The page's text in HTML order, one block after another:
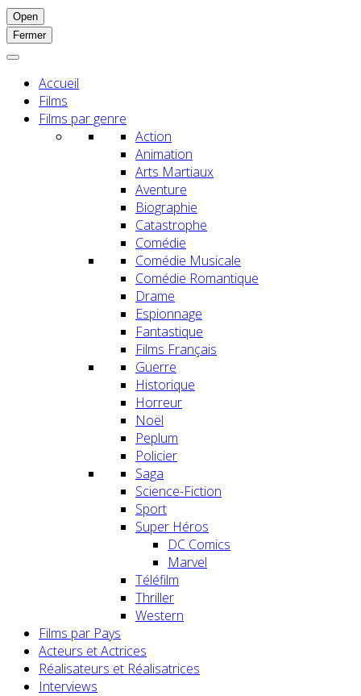
Open
Fermer
Accueil
Films
Films par genre
Action
Animation
Arts Martiaux
Aventure
Biographie
Catastrophe
Comédie
Comédie Musicale
Comédie Romantique
Drame
Espionnage
Fantastique
Films Français
Guerre
Historique
Horreur
Noël
Peplum
Policier
Saga
Science-Fiction
Sport
Super Héros
DC Comics
Marvel
Téléfilm
Thriller
Western
Films par Pays
Acteurs et Actrices
Réalisateurs et Réalisatrices
Interviews